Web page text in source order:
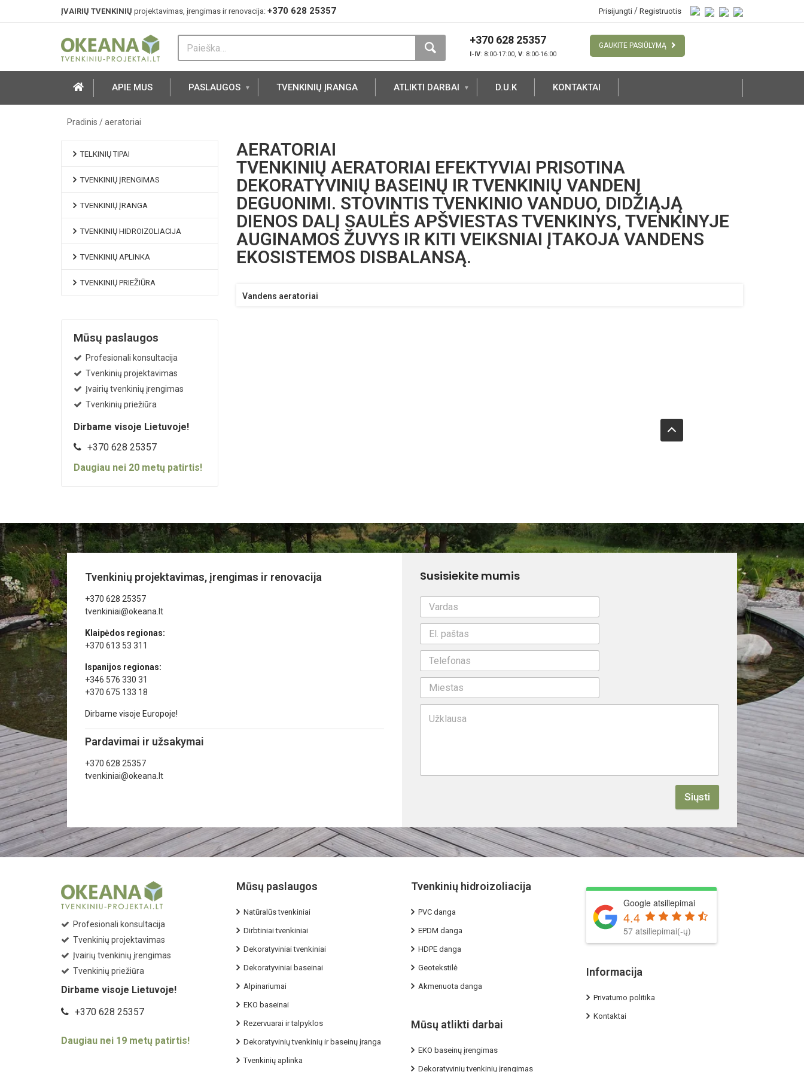
ĮVAIRIŲ TVENKINIŲ projektavimas, įrengimas ir renovacija: +370 628 25357 Prisijungti / Registruotis
+370 628 25357
I-IV: 8:00-17:00, V: 8:00-16:00
GAUKITE PASIŪLYMĄ
APIE MUS PASLAUGOS TVENKINIŲ ĮRANGA ATLIKTI DARBAI D.U.K KONTAKTAI
Pradinis /aeratoriai
TELKINIŲ TIPAI
TVENKINIŲ ĮRENGIMAS
TVENKINIŲ ĮRANGA
TVENKINIŲ HIDROIZOLIACIJA
TVENKINIŲ APLINKA
TVENKINIŲ PRIEŽIŪRA
Mūsų paslaugos
Profesionali konsultacija
Tvenkinių projektavimas
Įvairių tvenkinių įrengimas
Tvenkinių priežiūra
Dirbame visoje Lietuvoje!
+370 628 25357
Daugiau nei 20 metų patirtis!
AERATORIAI
TVENKINIŲ AERATORIAI EFEKTYVIAI PRISOTINA
DEKORATYVINIŲ BASEINŲ IR TVENKINIŲ VANDENĮ
DEGUONIMI. STOVINTIS TVENKINIO VANDUO, DIDŽIĄJĄ
DIENOS DALĮ SAULĖS APŠVIESTAS TVENKINYS, TVENKINYJE
AUGINAMOS ŽUVYS IR KITI VEIKSNIAI ĮTAKOJA VANDENS
EKOSISTEMOS DISBALANSĄ.
Vandens aeratoriai
Tvenkinių projektavimas, įrengimas ir renovacija
+370 628 25357
tvenkiniai@okeana.lt
Klaipėdos regionas:
+370 613 53 311
Ispanijos regionas:
+346 576 330 31
+370 675 133 18
Dirbame visoje Europoje!
Pardavimai ir užsakymai
+370 628 25357
tvenkiniai@okeana.lt
Susisiekite mumis
Siųsti
Profesionali konsultacija
Tvenkinių projektavimas
Įvairių tvenkinių įrengimas
Tvenkinių priežiūra
Dirbame visoje Lietuvoje!
+370 628 25357
Daugiau nei 19 metų patirtis!
Mūsų paslaugos
Natūralūs tvenkiniai
Dirbtiniai tvenkiniai
Dekoratyviniai tvenkiniai
Dekoratyviniai baseinai
Alpinariumai
EKO baseinai
Rezervuarai ir talpyklos
Dekoratyvinių tvenkinių ir baseinų įranga
Tvenkinių aplinka
Tvenkinių hidroizoliacija
PVC danga
EPDM danga
HDPE danga
Geotekstilė
Akmenuota danga
Mūsų atlikti darbai
EKO baseinų įrengimas
Dekoratyvinių tvenkinių įrengimas
Google atsiliepimai
4.4
57 atsiliepimai(-ų)
Informacija
Privatumo politika
Kontaktai